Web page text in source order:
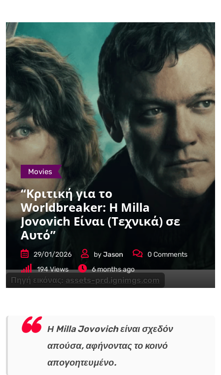
Πηγή εικόνας: assets-prd.ignimgs.com
Movies
“Κριτική για το
Worldbreaker: Η Milla
Jovovich Είναι (Τεχνικά) σε
Αυτό”
29/01/2026 byJason 0 Comments
194Views 6 months ago
Η Milla Jovovich είναι σχεδόν
απούσα, αφήνοντας το κοινό
απογοητευμένο.